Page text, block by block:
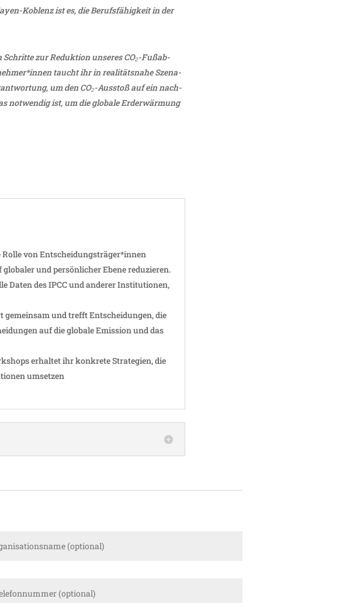
Koblenz ist es, die Berufs­fä­hig­keit in der
zur Reduk­tion unseres CO₂-Fußab­
taucht ihr in reali­täts­nahe Szena­
um den CO₂-Ausstoß auf ein nach­
notwendig ist, um die globale Erder­wär­mung
von Entscheidungsträger*innen
und persön­li­cher Ebene reduzieren.
Daten des IPCC und anderer Insti­tu­tionen,
und trefft Entschei­dungen, die
auf die globale Emis­sion und das
erhaltet ihr konkrete Stra­te­gien, die
umsetzen